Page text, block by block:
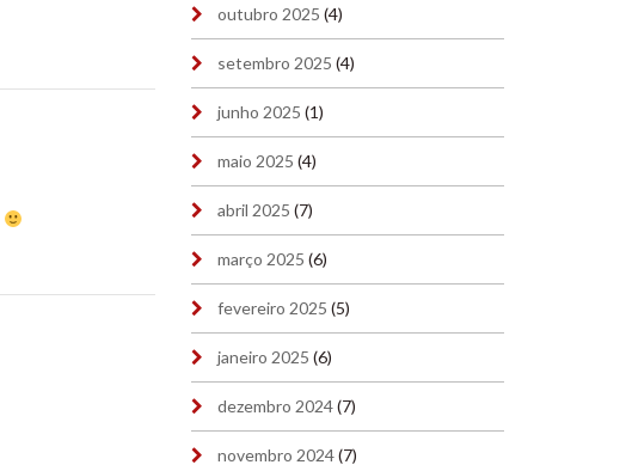
outubro 2025 (4)
setembro 2025 (4)
junho 2025 (1)
maio 2025 (4)
abril 2025 (7)
março 2025 (6)
fevereiro 2025 (5)
janeiro 2025 (6)
dezembro 2024(7)
novembro 2024(7)